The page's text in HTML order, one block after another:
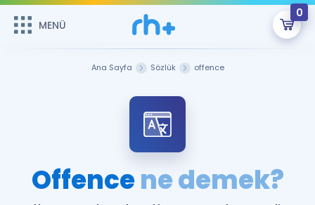
MENÜ
0
Sepetin Şu An Boş.
Remzi Hoca ile seni sınava hazırlayacak onlarca eğitim seni
bekliyor!
MENÜ
Ana Sayfa Sözlük offence
Offencene demek?